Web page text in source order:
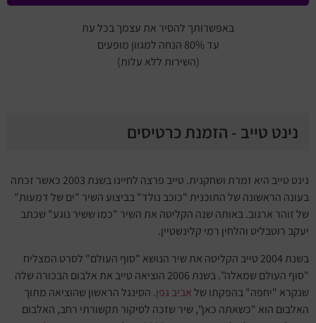
באפשרותך להסיר את עצמך בכל עת
עד 80% הנחה למגוון מופעים
(השירות ללא עלות)
נינט טייב - הזמנת כרטיסים
נינט טייב היא זמרת ושחקנית. טייב פרצה לחיינו בשנת 2003 כאשר זכתה
בעונה הראשונה של התוכנית "כוכב נולד" בביצוע השיר "ים של דמעות"
של זוהר ארגוב. באותה שנה הקליטה את השיר "כמו ששיר נוגע" שכתב
יעקב רוטבליט והלחין רמי קלינשטיין.
בשנת 2004 טייב הקליטה את שיר הנושא "סוף העולם" לסרט המצליח
"סוף העולם שמאלה". בשנת 2006 הוציאה טייב את אלבום הבכורה שלה
שנקרא "יחפה" בהפקתו שלאביב גפן. הסינגל הראשון שהוציאה מתוך
האלבום הוא "כשאתה כאן", שיר שזכה לסיקור תקשורתי רחב, האלבום